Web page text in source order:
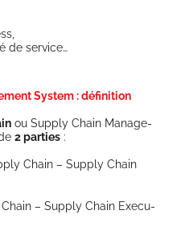
de service…
System : définition
ou Sup­ply Chain Mana­ge­
2 par­ties:
Chain – Sup­ply Chain
– Sup­ply Chain Exe­cu­